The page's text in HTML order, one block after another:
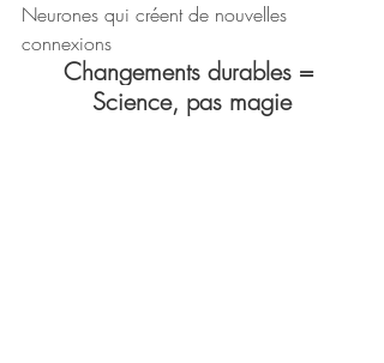
Neurones qui créent de nouvelles
connexions
Changements durables =
Science, pas magie